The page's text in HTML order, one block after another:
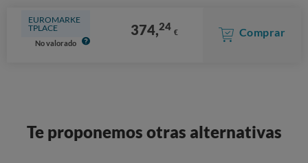
EUROMARKE
TPLACE
No valorado
374,24 € Comprar
Te proponemos otras alternativas